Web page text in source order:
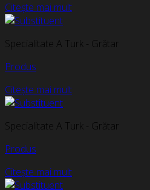
Citește mai mult
Specialitate A Turk - Grătar
Produs
Citește mai mult
Specialitate A Turk - Grătar
Produs
Citește mai mult